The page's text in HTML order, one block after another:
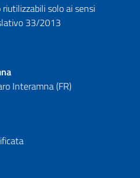
solo ai sensi
33/2013
Interamna (FR)